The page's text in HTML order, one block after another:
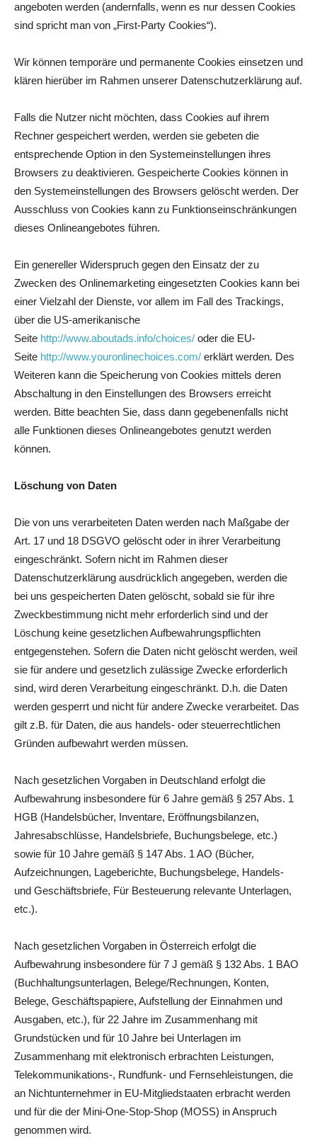
angeboten werden (andernfalls, wenn es nur dessen Cookies
sind spricht man von „First-Party Cookies“).
Wir können temporäre und permanente Cookies einsetzen und
klären hierüber im Rahmen unserer Datenschutzerklärung auf.
Falls die Nutzer nicht möchten, dass Cookies auf ihrem
Rechner gespeichert werden, werden sie gebeten die
entsprechende Option in den Systemeinstellungen ihres
Browsers zu deaktivieren. Gespeicherte Cookies können in
den Systemeinstellungen des Browsers gelöscht werden. Der
Ausschluss von Cookies kann zu Funktionseinschränkungen
dieses Onlineangebotes führen.
Ein genereller Widerspruch gegen den Einsatz der zu
Zwecken des Onlinemarketing eingesetzten Cookies kann bei
einer Vielzahl der Dienste, vor allem im Fall des Trackings,
über die US-amerikanische
Seite http://www.aboutads.info/choices/ oder die EU-
Seite http://www.youronlinechoices.com/ erklärt werden. Des
Weiteren kann die Speicherung von Cookies mittels deren
Abschaltung in den Einstellungen des Browsers erreicht
werden. Bitte beachten Sie, dass dann gegebenenfalls nicht
alle Funktionen dieses Onlineangebotes genutzt werden
können.
Löschung von Daten
Die von uns verarbeiteten Daten werden nach Maßgabe der
Art. 17 und 18 DSGVO gelöscht oder in ihrer Verarbeitung
eingeschränkt. Sofern nicht im Rahmen dieser
Datenschutzerklärung ausdrücklich angegeben, werden die
bei uns gespeicherten Daten gelöscht, sobald sie für ihre
Zweckbestimmung nicht mehr erforderlich sind und der
Löschung keine gesetzlichen Aufbewahrungspflichten
entgegenstehen. Sofern die Daten nicht gelöscht werden, weil
sie für andere und gesetzlich zulässige Zwecke erforderlich
sind, wird deren Verarbeitung eingeschränkt. D.h. die Daten
werden gesperrt und nicht für andere Zwecke verarbeitet. Das
gilt z.B. für Daten, die aus handels- oder steuerrechtlichen
Gründen aufbewahrt werden müssen.
Nach gesetzlichen Vorgaben in Deutschland erfolgt die
Aufbewahrung insbesondere für 6 Jahre gemäß § 257 Abs. 1
HGB (Handelsbücher, Inventare, Eröffnungsbilanzen,
Jahresabschlüsse, Handelsbriefe, Buchungsbelege, etc.)
sowie für 10 Jahre gemäß § 147 Abs. 1 AO (Bücher,
Aufzeichnungen, Lageberichte, Buchungsbelege, Handels-
und Geschäftsbriefe, Für Besteuerung relevante Unterlagen,
etc.).
Nach gesetzlichen Vorgaben in Österreich erfolgt die
Aufbewahrung insbesondere für 7 J gemäß § 132 Abs. 1 BAO
(Buchhaltungsunterlagen, Belege/Rechnungen, Konten,
Belege, Geschäftspapiere, Aufstellung der Einnahmen und
Ausgaben, etc.), für 22 Jahre im Zusammenhang mit
Grundstücken und für 10 Jahre bei Unterlagen im
Zusammenhang mit elektronisch erbrachten Leistungen,
Telekommunikations-, Rundfunk- und Fernsehleistungen, die
an Nichtunternehmer in EU-Mitgliedstaaten erbracht werden
und für die der Mini-One-Stop-Shop (MOSS) in Anspruch
genommen wird.